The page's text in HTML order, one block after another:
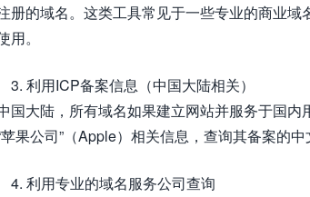
册的域名。这类工具常见于一些专业的商业
用。
3. 利用ICP备案信息（中国大陆相关）
国大陆，所有域名如果建立网站并服务于国内
果公司”（Apple）相关信息，查询其备案的中
4. 利用专业的域名服务公司查询